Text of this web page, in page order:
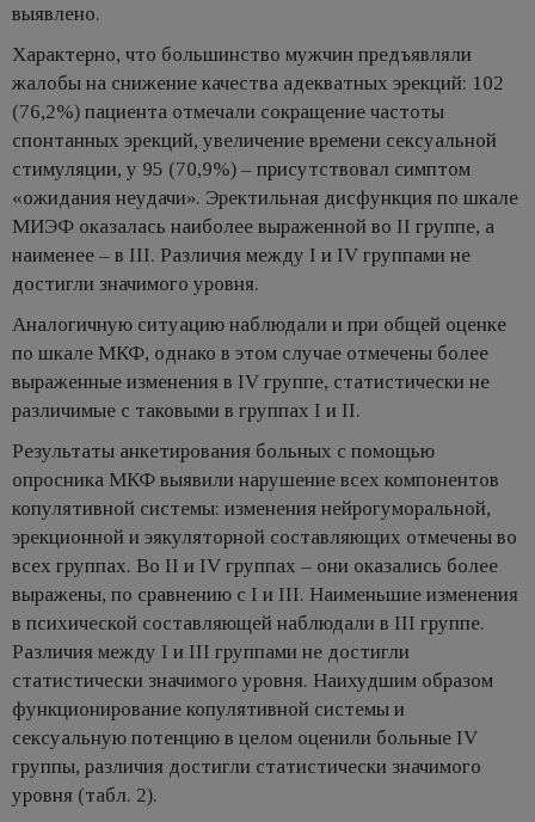
выявлено.
Характерно, что большинство мужчин предъявляли
жалобы на снижение качества адекватных эрекций: 102
(76,2%) пациента отмечали сокращение частоты
спонтанных эрекций, увеличение времени сексуальной
стимуляции, у 95 (70,9%) – присутствовал симптом
«ожидания неудачи». Эректильная дисфункция по шкале
МИЭФ оказалась наиболее выраженной во II группе, а
наименее – в III. Различия между I и IV группами не
достигли значимого уровня.
Аналогичную ситуацию наблюдали и при общей оценке
по шкале МКФ, однако в этом случае отмечены более
выраженные изменения в IV группе, статистически не
различимые с таковыми в группах I и II.
Результаты анкетирования больных с помощью
опросника МКФ выявили нарушение всех компонентов
копулятивной системы: изменения нейрогуморальной,
эрекционной и эякуляторной составляющих отмечены во
всех группах. Во II и IV группах – они оказались более
выражены, по сравнению с I и III. Наименьшие изменения
в психической составляющей наблюдали в III группе.
Различия между I и III группами не достигли
статистически значимого уровня. Наихудшим образом
функционирование копулятивной системы и
сексуальную потенцию в целом оценили больные IV
группы, различия достигли статистически значимого
уровня (табл. 2).